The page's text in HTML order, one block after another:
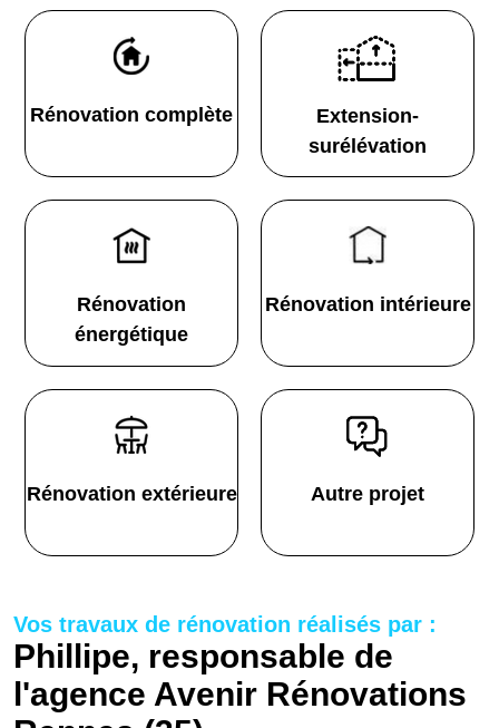
Rénovation complète
Extension-
surélévation
Rénovation
énergétique
Rénovation intérieure
Rénovation extérieure Autre projet
Vos travaux de rénovation réalisés par :
Phillipe, responsable de
l'agence Avenir Rénovations